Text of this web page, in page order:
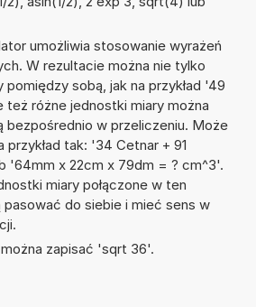
umożliwia stosowanie wyrażeń
W rezultacie można nie tylko
sobą, jak na przykład '49
też różne jednostki miary można
bezpośrednio w przeliczeniu. Może
przykład tak: '34 Cetnar + 91
'64mm x 22cm x 79dm = ? cm^3'.
miary połączone w ten
do siebie i mieć sens w
zapisać 'sqrt 36'.